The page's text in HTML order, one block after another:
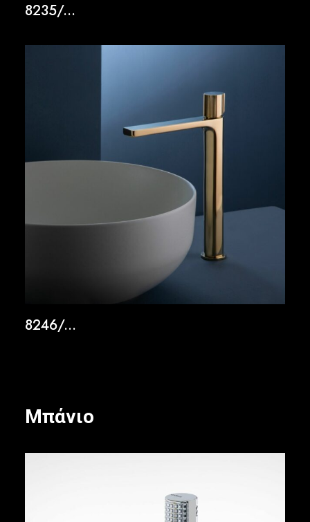
8235/...
8246/...
Μπάνιο